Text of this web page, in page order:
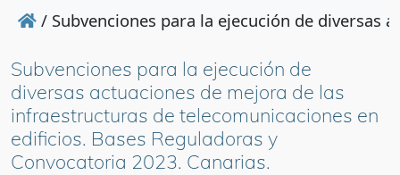
/ Subvenciones para la ejecución de diversas
Subvenciones para la ejecución de
diversas actuaciones de mejora de las
infraestructuras de telecomunicaciones en
edificios. Bases Reguladoras y
Convocatoria 2023. Canarias.